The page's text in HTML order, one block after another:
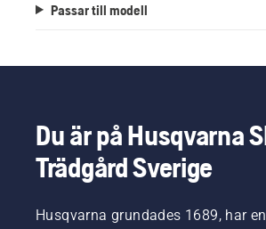
Passar till modell
Du är på Husqvarna
Trädgård Sverige
Husqvarna grundades 1689, har